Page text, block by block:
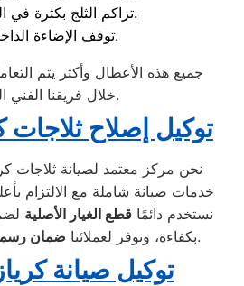
تراكم الثلج بكثرة في الفريزر.
توقف الإضاءة الداخلية.
جميع هذه الأعطال وأكثر يتم
خلال فريقنا الفني المتخصص.
توكيل إصلاح ثلاجات
نحن مركز معتمد لصيانة ثلاجات
خدمات صيانة شاملة مع الالتزام
نستخدم دائمًا قطع الغيار الأصلية
بكفاءة، ونوفر لعملائنا ضمان بعد كل عملية صيانة.
توكيل صيانة